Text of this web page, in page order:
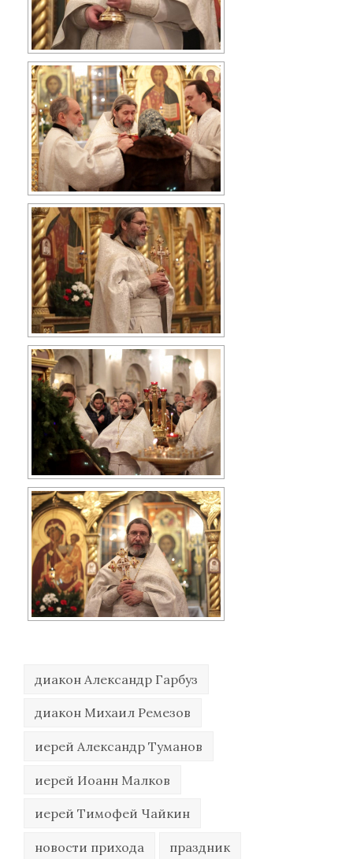
диакон Александр Гарбуз
диакон Михаил Ремезов
иерей Александр Туманов
иерей Иоанн Малков
иерей Тимофей Чайкин
новости прихода праздник